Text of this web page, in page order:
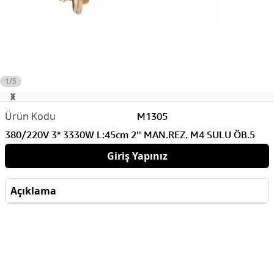
1/5
M1305
380/220V 3* 3330W L:45cm 2'' MAN.REZ. M4 SULU ÖB.5
Giriş Yapınız
Açıklama